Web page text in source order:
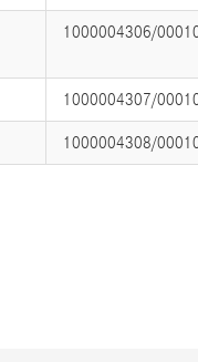
1000004306/
1000004307/
1000004308/